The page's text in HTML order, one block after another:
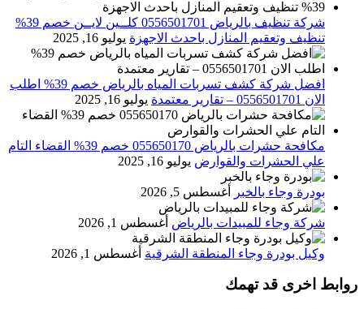
شركة تنظيف بالرياض 0556501701 كلــين لايــن خصم 39%
تنظيف وتعقيم المنازل باحدث الاجهزة يوليو 16, 2025
افضل شركة كشف تسربات المياه بالرياض خصم 39% اطلب
الان 0556501701‬‏ – تقارير معتمدة
يوليو 16, 2025
مكافحة حشرات بالرياض 055650170 خصم 39% القضاء التام
علي الحشرات والقوارض يوليو 16, 2025
بودرة وجاء بالخبر أغسطس 5, 2026
شركة وجاء للمبيدات بالرياض أغسطس 1, 2026
وكيل بودرة وجاء المنطقة الشرقية أغسطس 1, 2026
روابط اخرى قد تهمك